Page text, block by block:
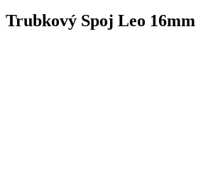
Trubkový Spoj Leo 16mm